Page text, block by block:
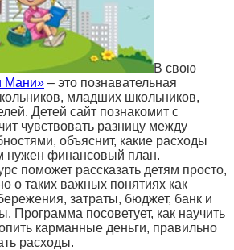
В свою
Мани» – это познавательная
младших школьников,
Детей сайт познакомит с
чувствовать разницу между
объяснит, какие расходы
нужен финансовый план.
поможет рассказать детям просто,
о таких важных понятиях как
затраты, бюджет, банк и
Программа посоветует, как научить
карманные деньги, правильно
расходы.